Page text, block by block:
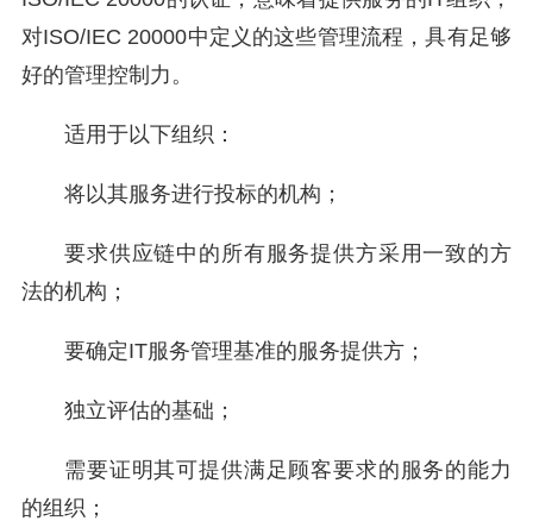
对ISO/IEC 20000中定义的这些管理流程，具有足够
好的管理控制力。
适用于以下组织：
将以其服务进行投标的机构；
要求供应链中的所有服务提供方采用一致的方
法的机构；
要确定IT服务管理基准的服务提供方；
独立评估的基础；
需要证明其可提供满足顾客要求的服务的能力
的组织；